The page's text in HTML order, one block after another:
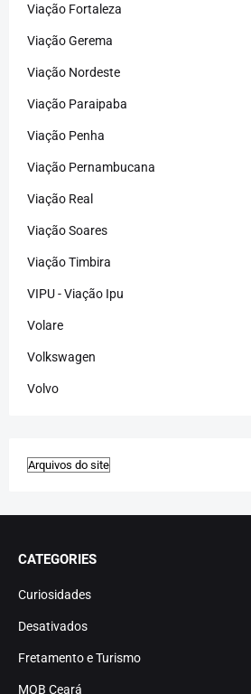
Viação Fortaleza
Viação Gerema
Viação Nordeste
Viação Paraipaba
Viação Penha
Viação Pernambucana
Viação Real
Viação Soares
Viação Timbira
VIPU - Viação Ipu
Volare
Volkswagen
Volvo
CATEGORIES
Curiosidades
Desativados
Fretamento e Turismo
MOB Ceará